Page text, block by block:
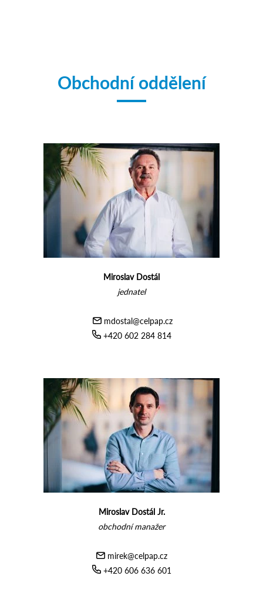
Obchodní oddělení
Miroslav Dostál
jednatel
mdostal@celpap.cz
+420 602 284 814
Miroslav Dostál Jr.
obchodní manažer
mirek@celpap.cz
+420 606 636 601